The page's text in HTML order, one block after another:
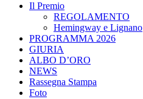
Il Premio
REGOLAMENTO
Hemingway e Lignano
PROGRAMMA 2026
GIURIA
ALBO D’ORO
NEWS
Rassegna Stampa
Foto